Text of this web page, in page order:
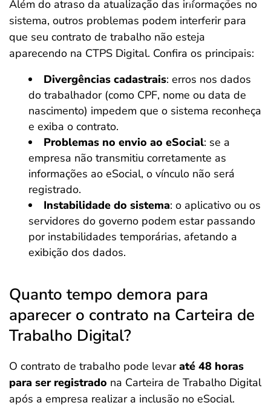
Além do atraso da atualização das informações no
sistema, outros problemas podem interferir para
que seu contrato de trabalho não esteja
aparecendo na CTPS Digital. Confira os principais:
Divergências cadastrais: erros nos dados
do trabalhador (como CPF, nome ou data de
nascimento) impedem que o sistema reconheça
e exiba o contrato.
Problemas no envio ao eSocial: se a
empresa não transmitiu corretamente as
informações ao eSocial, o vínculo não será
registrado.
Instabilidade do sistema: o aplicativo ou os
servidores do governo podem estar passando
por instabilidades temporárias, afetando a
exibição dos dados.
Quanto tempo demora para
aparecer o contrato na Carteira de
Trabalho Digital?
O contrato de trabalho pode levaraté 48 horas
para ser registrado na Carteira de Trabalho Digital
após a empresa realizar a inclusão no eSocial.